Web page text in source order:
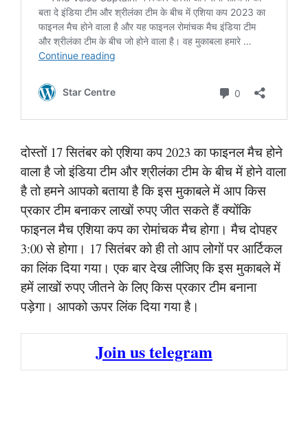
दोस्तों 17 सितंबर को एशिया कप 2023 का फाइनल मैच होने
वाला है जो इंडिया टीम और श्रीलंका टीम के बीच में होने वाला
है तो हमने आपको बताया है कि इस मुकाबले में आप किस
प्रकार टीम बनाकर लाखों रुपए जीत सकते हैं क्योंकि
फाइनल मैच एशिया कप का रोमांचक मैच होगा। मैच दोपहर
3:00 से होगा। 17 सितंबर को ही तो आप लोगों पर आर्टिकल
का लिंक दिया गया। एक बार देख लीजिए कि इस मुकाबले में
हमें लाखों रुपए जीतने के लिए किस प्रकार टीम बनाना
पड़ेगा। आपको ऊपर लिंक दिया गया है।
Join us telegram